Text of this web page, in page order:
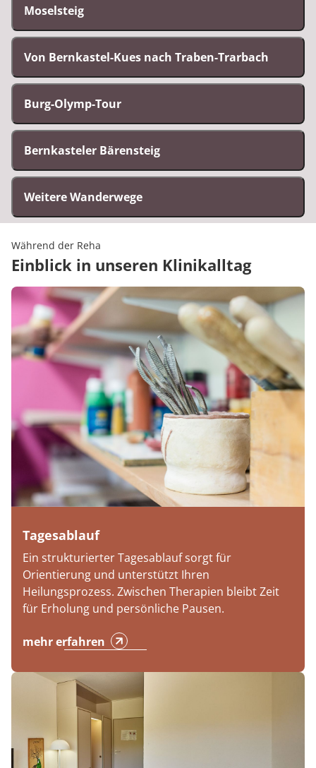
Moselsteig
Von Bernkastel-Kues nach Traben-Trarbach
Burg-Olymp-Tour
Bernkasteler Bärensteig
Weitere Wanderwege
Während der Reha
Einblick in unseren Klinikalltag
Tagesablauf
Ein strukturierter Tagesablauf sorgt für
Orientierung und unterstützt Ihren
Heilungsprozess. Zwischen Therapien bleibt Zeit
für Erholung und persönliche Pausen.
mehr erfahren